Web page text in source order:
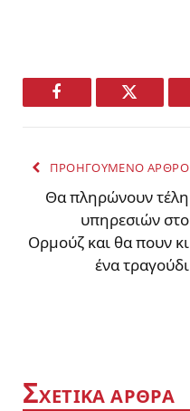
Facebook Twitter
ΠΡΟΗΓΟΥΜΕΝΟ ΑΡΘΡΟ
Θα πληρώνουν τέλη
υπηρεσιών στο
Ορμούζ και θα πουν κι
ένα τραγούδι
ΣΧΕΤΙΚΑ ΑΡΘΡΑ